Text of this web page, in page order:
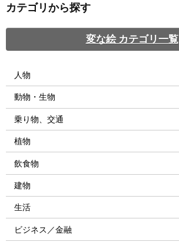
カテゴリから探す
変な絵 カテゴリ一覧
人物
動物・生物
乗り物、交通
植物
飲食物
建物
生活
ビジネス／金融